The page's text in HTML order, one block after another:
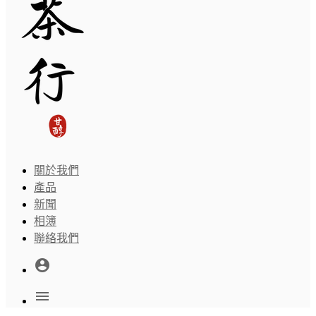
關於我們
產品
新聞
相簿
聯絡我們
account_circle
menu